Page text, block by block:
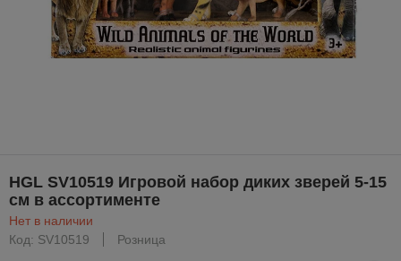
HGL SV10519 Игровой набор диких зверей 5-15
см в ассортименте
Нет в наличии
Код: SV10519
Розница